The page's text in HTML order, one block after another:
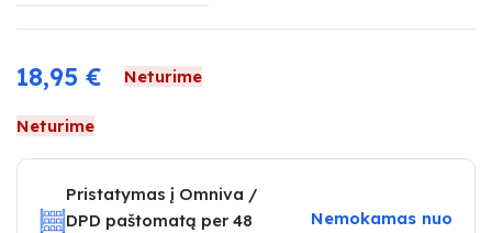
18,95 € Neturime
Neturime
Pristatymas į Omniva /
DPD paštomatą per 48
Nemokamas nuo